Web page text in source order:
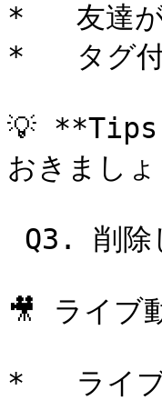
*   友達が
*   タグ付
💡 **Tips
おきましょ
🎥 ライブ
*   ライブ